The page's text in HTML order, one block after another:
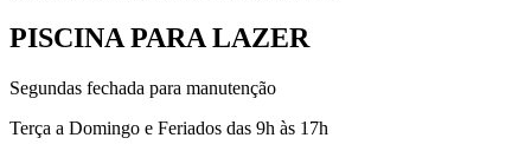
PISCINA PARA LAZER
Segundas fechada para manutenção
Terça a Domingo e Feriados das 9h às 17h